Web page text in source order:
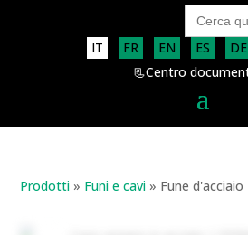
Search
for:
IT FR EN ES DE
📃Centro
Prodotti » Funi e cavi » Fune d'acciaio